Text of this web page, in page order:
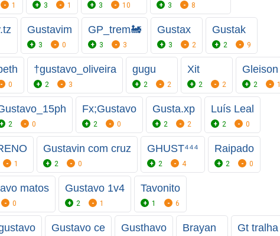
1 3 1 3 10 3 8
Gustavim
3 0
GP_trem🚂
3 3
Gustax
3 2
Gustak
2 9
0
†gustavo_oliveira
2 3
gugu
2 2
Xit
2 2
Gleison
2 1
2 0
Fx;Gustavo
2 0
Gusta.xp
2 2
Luís Leal
2 0
1
Gustavin com cruz
2 0
GHUST⁴⁴⁴
2 4
Raipado
2 0
matos
0
Gustavo 1v4
2 1
Tavonito
1 6
Gustavo ce Gusthavo Brayan Gt tralha